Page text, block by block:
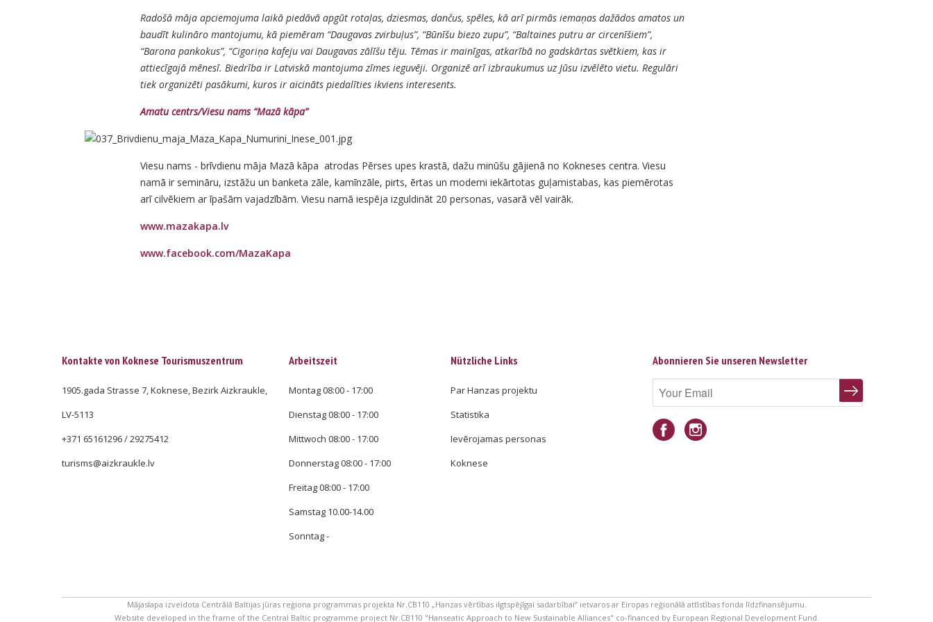
Radošā māja apciemojuma laikā piedāvā apgūt rotaļas, dziesmas, dančus, spēles, kā arī pirmās iemaņas dažādos amatos un
baudīt kulināro mantojumu, kā piemēram “Daugavas zvirbuļus”, “Būnīšu biezo zupu”, “Baltaines putru ar circenīšiem”,
“Barona pankokus”, “Cigoriņa kafeju vai Daugavas zālīšu tēju. Tēmas ir mainīgas, atkarībā no gadskārtas svētkiem, kas ir
attiecīgajā mēnesī. Biedrība ir Latviskā mantojuma zīmes ieguvēji. Organizē arī izbraukumus uz Jūsu izvēlēto vietu. Regulāri
tiek organizēti pasākumi, kuros ir aicināts piedalīties ikviens interesents.
Amatu centrs/Viesu nams“Mazā kāpa”
Viesu nams - brīvdienu māja Mazā kāpa atrodas Pērses upes krastā, dažu minūšu gājienā no Kokneses centra. Viesu
namā ir semināru, izstāžu un banketa zāle, kamīnzāle, pirts, ērtas un moderni iekārtotas guļamistabas, kas piemērotas
arī cilvēkiem ar īpašām vajadzībām. Viesu namā iespēja izguldināt 20 personas, vasarā vēl vairāk.
www.mazakapa.lv
www.facebook.com/MazaKapa
Kontakte von Koknese Tourismuszentrum
1905.gada Strasse 7, Koknese, Bezirk Aizkraukle,
LV-5113
+371 65161296 / 29275412
turisms@aizkraukle.lv
Arbeitszeit
Montag 08:00 - 17:00
Dienstag 08:00 - 17:00
Mittwoch 08:00 - 17:00
Donnerstag 08:00 - 17:00
Freitag 08:00 - 17:00
Samstag 10.00-14.00
Sonntag -
Nützliche Links
Par Hanzas projektu
Statistika
Ievērojamas personas
Koknese
Abonnieren Sie unseren Newsletter
Mājaslapa izveidota Centrālā Baltijas jūras reģiona programmas projekta Nr.CB110 „Hanzas vērtības ilgtspējīgai sadarbībai” ietvaros ar Eiropas reģionālā attīstības fonda līdzfinansējumu.
Website developed in the frame of the Central Baltic programme project Nr.CB110 "Hanseatic Approach to New Sustainable Alliances" co-financed by European Regional Development Fund.